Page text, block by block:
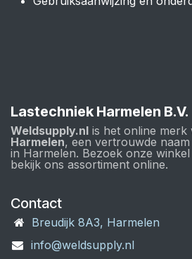
Lastechniek Harmelen B.V.
Weldsupply.nl is het online merk
Harmelen, een vertrouwde
in Harmelen. Bezoek onze
bekijk ons assortiment online.
Contact
Breudijk 8A3, Harmelen
info@weldsupply.nl